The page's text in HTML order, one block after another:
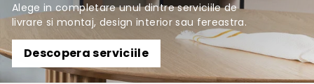
Alege in completare unul dintre serviciile de
livrare si montaj, design interior sau fereastra.
Descopera serviciile